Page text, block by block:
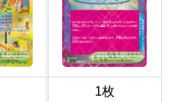
1枚